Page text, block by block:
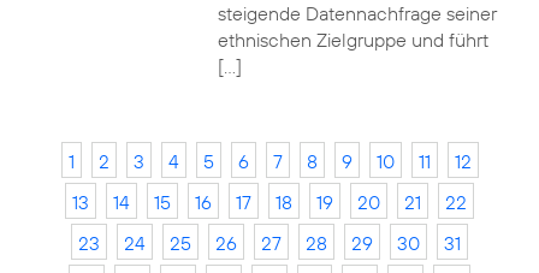
steigende Datennachfrage seiner
ethnischen Zielgruppe und führt
[…]
1 2 3 4 5 6 7 8 9 10 11
12
13
14 15 16 17 18 19 20 21
22
23
24 25 26 27 28 29 30
31